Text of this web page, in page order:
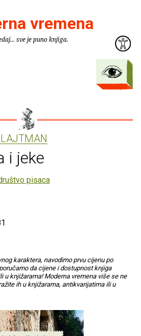
vremena
sve je puno knjiga.
i jeke
pisaca
karaktera, navodimo prvu cijenu po
da cijene i dostupnost knjiga
u knjižarama! Moderna vremena više se ne
ih u knjižarama, antikvarijatima ili u